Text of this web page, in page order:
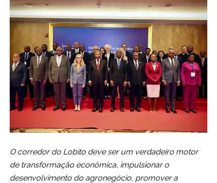
O corredor do Lobito deve ser um verdadeiro motor
de transformação econômica, impulsionar o
desenvolvimento do agronegócio, promover a